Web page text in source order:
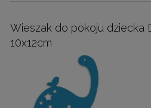
Wieszak do pokoju dziecka
10x12cm